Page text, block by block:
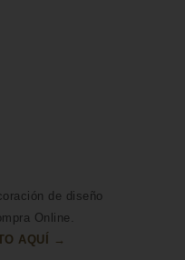
de diseño
Online.
AQUÍ →